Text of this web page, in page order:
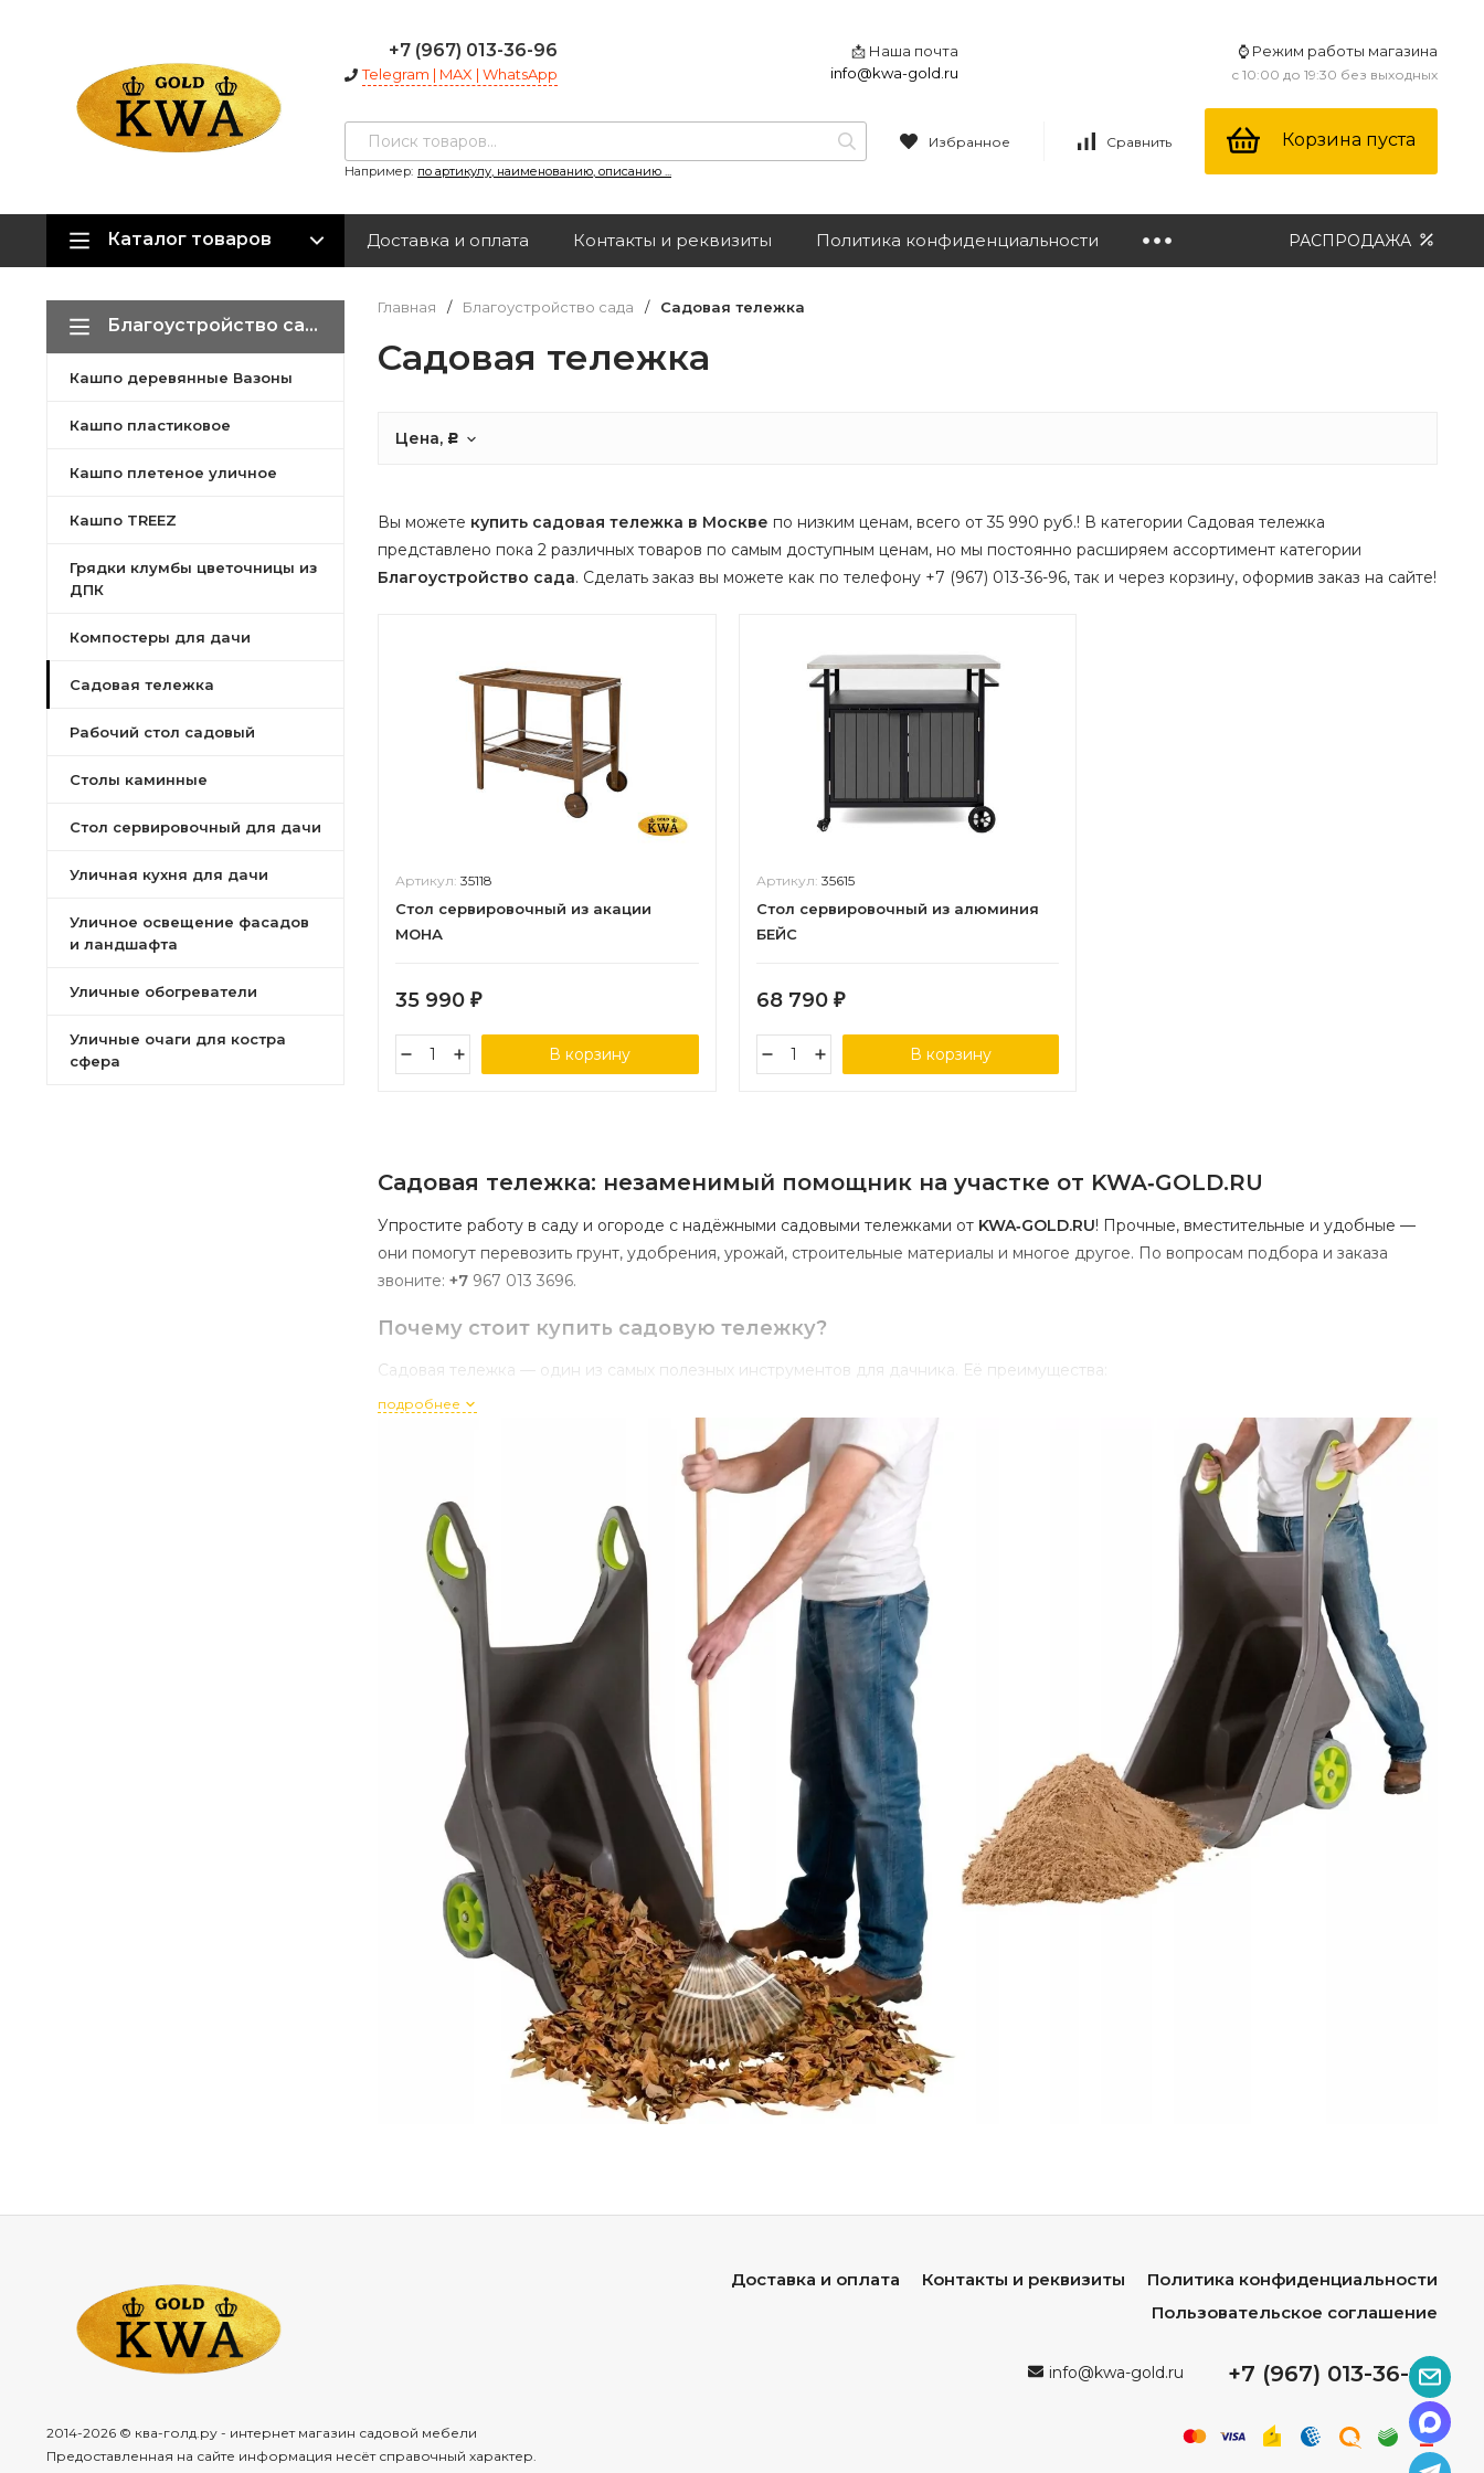
+7 (967) 013-36-96
Telegram | MAX | WhatsApp
📩 Наша почта
info@kwa-gold.ru
⌚ Режим работы магазина
с 10:00 до 19:30 без выходных
Например: по артикулу, наименованию, описанию ...
Избранное Сравнить Корзина пуста
Каталог товаров Доставка и оплата Контакты и реквизиты Политика конфиденциальности РАСПРОДАЖА
Благоустройство сада
Кашпо деревянные Вазоны
Кашпо пластиковое
Кашпо плетеное уличное
Кашпо TREEZ
Грядки клумбы цветочницы из
ДПК
Компостеры для дачи
Садовая тележка
Рабочий стол садовый
Столы каминные
Стол сервировочный для дачи
Уличная кухня для дачи
Уличное освещение фасадов
и ландшафта
Уличные обогреватели
Уличные очаги для костра
сфера
Главная / Благоустройство сада / Садовая тележка
Садовая тележка
Цена, Р
Вы можете купить садовая тележка в Москве по низким ценам, всего от 35 990 руб.! В категории Садовая тележка
представлено пока 2 различных товаров по самым доступным ценам, но мы постоянно расширяем ассортимент категории
Благоустройство сада. Сделать заказ вы можете как по телефону +7 (967) 013-36-96, так и через корзину, оформив заказ на сайте!
Артикул: 35118
Стол сервировочный из акации
МОНА
35 990 ₽
В корзину
Артикул: 35615
Стол сервировочный из алюминия
БЕЙС
68 790 ₽
В корзину
Садовая тележка: незаменимый помощник на участке от KWA‑GOLD.RU
Упростите работу в саду и огороде с надёжными садовыми тележками от KWA‑GOLD.RU! Прочные, вместительные и удобные —
они помогут перевозить грунт, удобрения, урожай, строительные материалы и многое другое. По вопросам подбора и заказа
звоните: +7 967 013 3696.
Почему стоит купить садовую тележку?
Садовая тележка — один из самых полезных инструментов для дачника. Её преимущества:
экономия перевозить тяжёлыеи объёмные
спину;
длягрунта,песка,щебня,удобрений, строительныхматериалов;
маневренность
колёсаипродуманная конструкция по неровнойповерхности;
прочность
— выдерживаетнагрузки 200 кгв зависимости
долговечность
— качественные материалыустойчивыккоррозии
лёгкость эксплуатации— простая сборка,удобноеуправление;
компактность— многие складываются для хранения в
доступная
один активного
использования;
разнообразие
моделей подобрать под любые задачи
простота ухода — достаточно грязи после работы.
садовые тележки представлены KWA‑GOLD.RU?
каталоге найдёте варианты нужд:
Одноколёсные— манёвренные, подходят узких дорожек неровногогрунта.
Двухколёсные— болееустойчивые,выдерживают большиенагрузки.
— максимальнаяустойчивость,идеальныдлятяжёлых
модели— экономятместоприхранении.
ящиком— дополнительноеместодлямелкихинструментов.
— усиленнаяконструкциядлястроительных
материалов.
Моделиспластиковымиколёсами— неприхотливы,устойчивыкпроколам.
80–120
подробнее
2014-2026 © ква-голд.ру - интернет магазин садовой мебели
Предоставленная на сайте информация несёт справочный характер.
Доставка и оплата Контакты и реквизиты
Политика конфиденциальности
Пользовательское соглашение
info@kwa-gold.ru +7 (967) 013-36-96